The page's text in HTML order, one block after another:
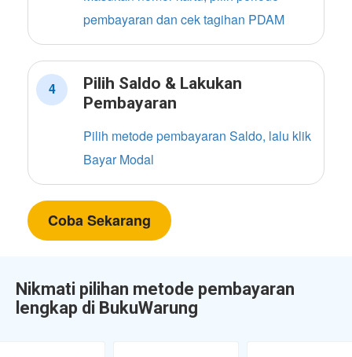
pembayaran dan cek tagihan PDAM
4
Pilih Saldo & Lakukan
Pembayaran
Pilih metode pembayaran Saldo, lalu klik
Bayar Modal
Coba Sekarang
Nikmati pilihan metode pembayaran
lengkap di BukuWarung